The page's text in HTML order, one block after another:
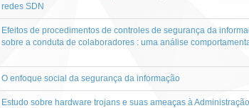
redes SDN
Efeitos de procedimentos de controles de segurança da
sobre a conduta de colaboradores : uma análise
O enfoque social da segurança da informação
Estudo sobre hardware trojans e suas ameaças à Administração